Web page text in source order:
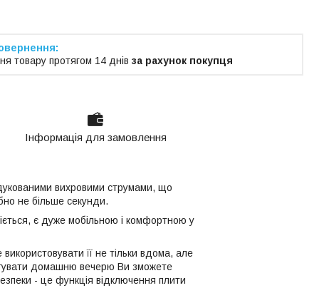
товару протягом 14 днів за рахунок покупця
Інформація для замовлення
вихровими струмами, що
не більше секунди.
є дуже мобільною і комфортною у
її не тільки вдома, але
домашню вечерю Ви зможете
- це функція відключення плити